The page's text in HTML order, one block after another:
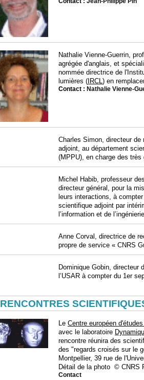
Nathalie Vienne-Guerrin,
agrégée d'anglais, et
nommée directrice de
lumières (IRCL ) en
Contact : Nathalie Vienne-
Charles Simon, directeur
adjoint, au département
(MPPU), en charge des très
Michel Habib, professeur
directeur général, pour la
leurs interactions, à
scientifique adjoint par
l’information et de l’ingénierie.
Anne Corval, directrice de
propre de service « CNRS
Dominique Gobin, directeur
l’USAR à compter du 1er
RENCONTRES
Le Centre européen
avec le laboratoire
rencontre réunira des
des "regards croisés sur le
Montpellier, 39 rue de
Détail de la photo © CNRS
Contact